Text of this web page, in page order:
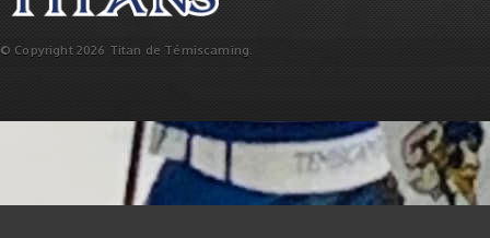
© Copyright 2026 Titan de Témiscaming.